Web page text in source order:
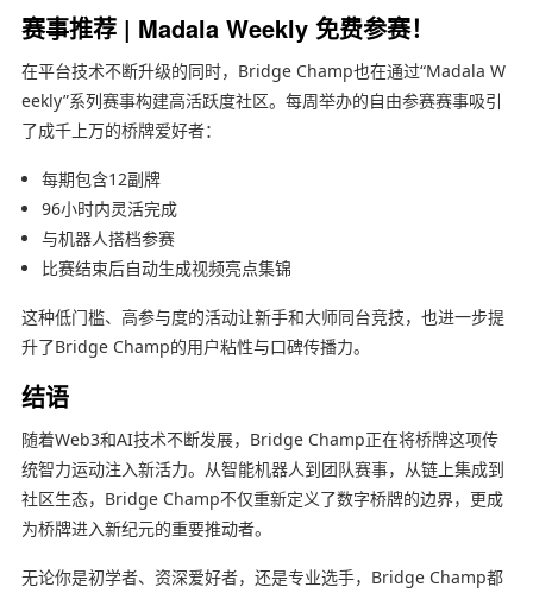
赛事推荐 | Madala Weekly 免费参赛！
在平台技术不断升级的同时，Bridge Champ也在通过“Madala W
eekly”系列赛事构建高活跃度社区。每周举办的自由参赛赛事吸引
了成千上万的桥牌爱好者：
每期包含12副牌
96小时内灵活完成
与机器人搭档参赛
比赛结束后自动生成视频亮点集锦
这种低门槛、高参与度的活动让新手和大师同台竞技，也进一步提
升了Bridge Champ的用户粘性与口碑传播力。
结语
随着Web3和AI技术不断发展，Bridge Champ正在将桥牌这项传
统智力运动注入新活力。从智能机器人到团队赛事，从链上集成到
社区生态，Bridge Champ不仅重新定义了数字桥牌的边界，更成
为桥牌进入新纪元的重要推动者。
无论你是初学者、资深爱好者，还是专业选手，Bridge Champ都